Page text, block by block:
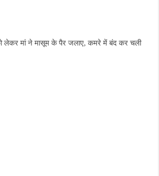
लेकर मां ने मासूम के पैर जलाए, कमरे में बंद कर चली